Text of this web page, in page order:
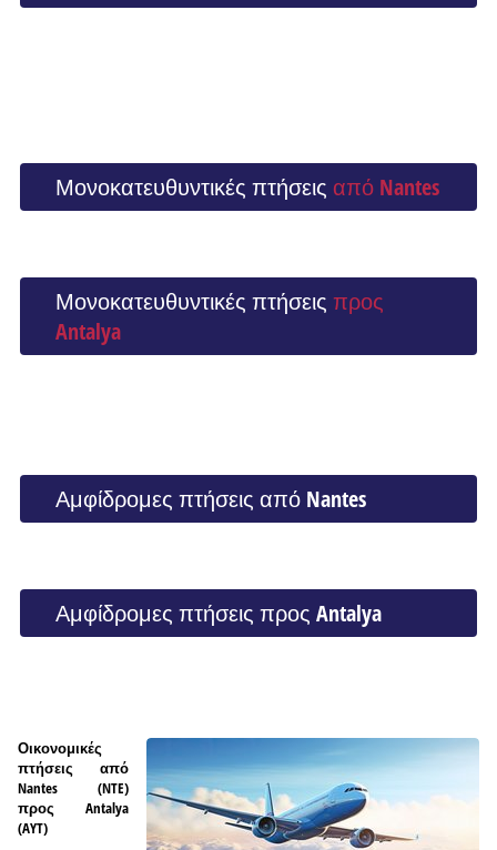
Μονοκατευθυντικές πτήσεις από Nantes
Μονοκατευθυντικές πτήσεις προς
Antalya
Αμφίδρομες πτήσεις από Nantes
Αμφίδρομες πτήσεις προς Antalya
Οικονομικές
πτήσεις από
Nantes (NTE)
προς Antalya
(AYT)